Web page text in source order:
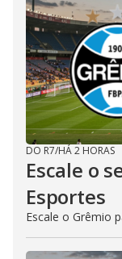
DO R7/HÁ 2 HORAS
Escale o
Esportes
Escale o Grêmio